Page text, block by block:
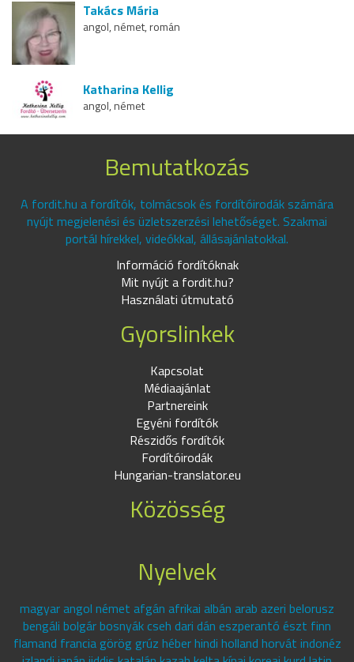
Takács Mária
angol, német, román
Katharina Kellig
angol, német
Bemutatkozás
A fordit.hu a fordítók, tolmácsok és fordítóirodák számára
nyújt megjelenési és üzletszerzési lehetőséget. Szakmai
portál hírekkel, videókkal, állásajánlatokkal.
Információ fordítóknak
Mit nyújt a fordit.hu?
Használati útmutató
Gyorslinkek
Kapcsolat
Médiaajánlat
Partnereink
Egyéni fordítók
Részidős fordítók
Fordítóirodák
Hungarian-translator.eu
Közösség
Nyelvek
magyar angol német afgán afrikai albán arab azeri belorusz
bengáli bolgár bosnyák cseh dari dán eszperantó észt finn
flamand francia görög grúz héber hindi holland horvát indonéz